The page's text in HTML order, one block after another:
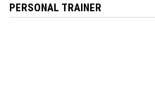
PERSONAL TRAINER